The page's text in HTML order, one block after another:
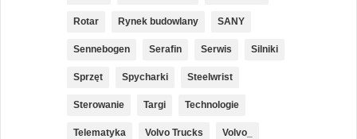
Rotar Rynek budowlany SANY
Sennebogen Serafin Serwis Silniki
Sprzęt Spycharki Steelwrist
Sterowanie Targi Technologie
Telematyka Volvo Trucks Volvo_